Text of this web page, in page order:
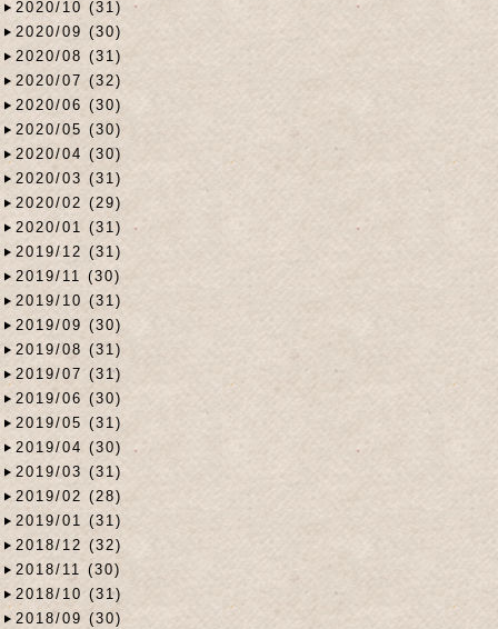
2020/10 (31)
2020/09 (30)
2020/08 (31)
2020/07 (32)
2020/06 (30)
2020/05 (30)
2020/04 (30)
2020/03 (31)
2020/02 (29)
2020/01 (31)
2019/12 (31)
2019/11 (30)
2019/10 (31)
2019/09 (30)
2019/08 (31)
2019/07 (31)
2019/06 (30)
2019/05 (31)
2019/04 (30)
2019/03 (31)
2019/02 (28)
2019/01 (31)
2018/12 (32)
2018/11 (30)
2018/10 (31)
2018/09 (30)